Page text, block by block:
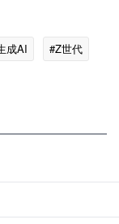
成AI
#Z世代